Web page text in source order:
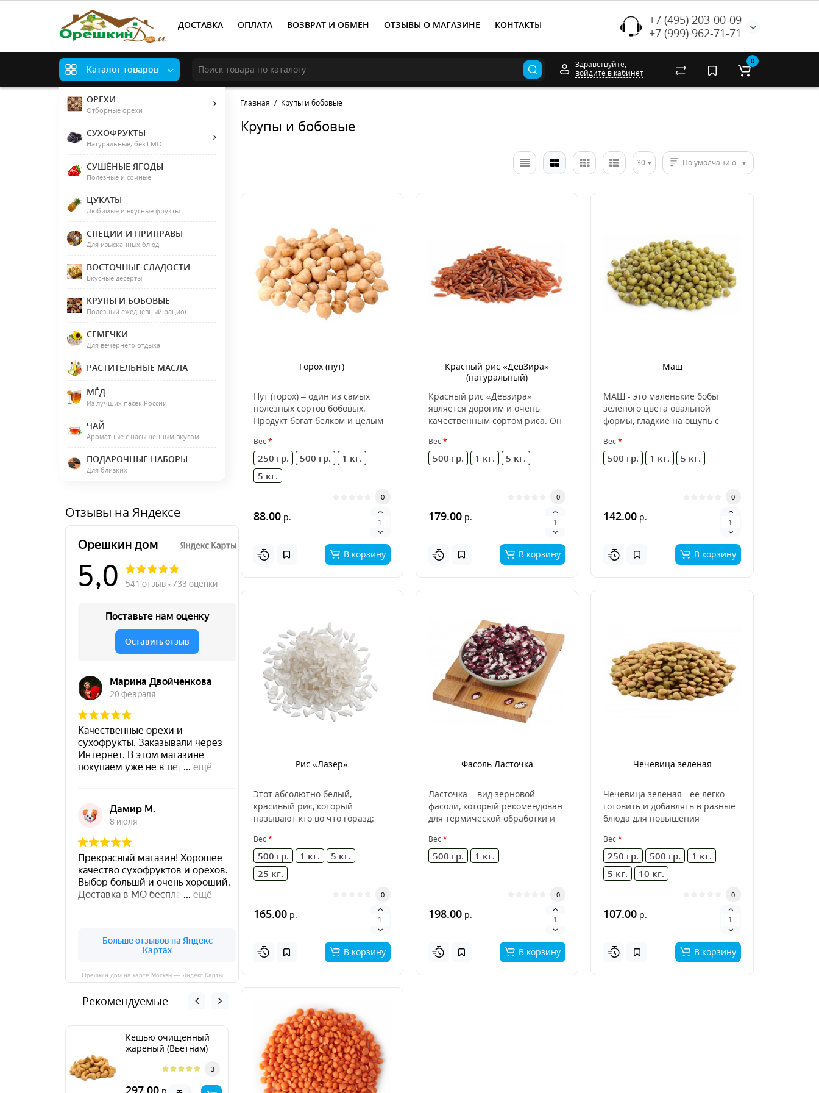
+7 (495) 203-00-09
+7 (999) 962-71-71
ДОСТАВКА ОПЛАТА ВОЗВРАТ И ОБМЕН ОТЗЫВЫ О МАГАЗИНЕ КОНТАКТЫ
Каталог товаров
ОРЕХИ
Отборные орехи
СУХОФРУКТЫ
Натуральные, без ГМО
СУШЁНЫЕ ЯГОДЫ
Полезные и сочные
ЦУКАТЫ
Любимые и вкусные фрукты
СПЕЦИИ И ПРИПРАВЫ
Для изысканных блюд
ВОСТОЧНЫЕ СЛАДОСТИ
Вкусные десерты
КРУПЫ И БОБОВЫЕ
Полезный ежедневный рацион
СЕМЕЧКИ
Для вечернего отдыха
РАСТИТЕЛЬНЫЕ МАСЛА
МЁД
Из лучших пасек России
ЧАЙ
Ароматные с насыщенным вкусом
ПОДАРОЧНЫЕ НАБОРЫ
Для близких
Здравствуйте,
войдите в кабинет
0
Главная Крупы и бобовые
Отзывы на Яндексе
Орешкин дом на карте Москвы — Яндекс Карты
Рекомендуемые
Кешью очищенный
жареный (Вьетнам)
3
297.00
Миндаль в молочном
шоколаде
313.00
Крупы и бобовые
30 По умолчанию
Горох (нут)
Нут (горох) – один из самых
полезных сортов бобовых.
Продукт богат белком и целым
Вес
250 гр. 500 гр.
1 кг.
5 кг.
0
88.00р.
В корзину
Красный рис «ДевЗира»
(натуральный)
Красный рис «Девзира»
является дорогим и очень
качественным сортом риса. Он
Вес
500 гр. 1 кг. 5 кг.
0
179.00р.
В корзину
Маш
МАШ - это маленькие бобы
зеленого цвета овальной
формы, гладкие на ощупь с
Вес
500 гр. 1 кг. 5 кг.
0
142.00 р.
В корзину
Рис «Лазер»
Этот абсолютно белый,
красивый рис, который
называют кто во что горазд:
Вес
500 гр. 1 кг.
5 кг.
25 кг.
0
165.00р.
В корзину
Фасоль Ласточка
Ласточка – вид зерновой
фасоли, который рекомендован
для термической обработки и
Вес
500 гр. 1 кг.
0
198.00р.
В корзину
Чечевица зеленая
Чечевица зеленая - ее легко
готовить и добавлять в разные
блюда для повышения
Вес
250 гр. 500 гр.
1 кг.
5 кг.
10 кг.
0
107.00 р.
В корзину